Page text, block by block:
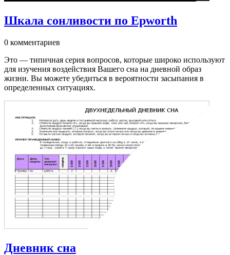
Шкала сонливости по Epworth
0 комментариев
Это — типичная серия вопросов, которые широко используют
для изучения воздействия Вашего сна на дневной образ
жизни. Вы можете убедиться в вероятности засыпания в
определенных ситуациях.
Дневник сна